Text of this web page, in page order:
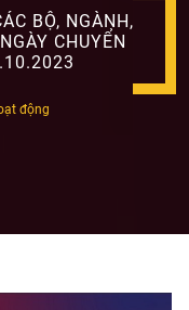
BỘ, NGÀNH,
CHUYỂN
động